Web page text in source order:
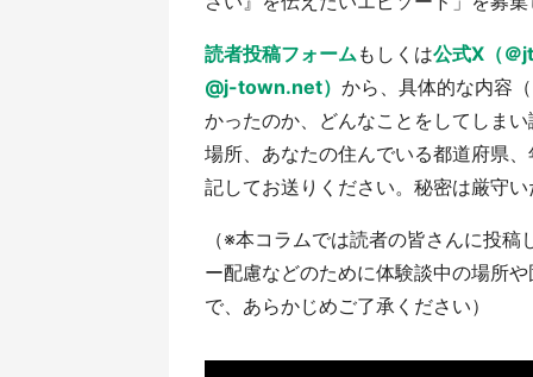
読者投稿フォームもしくは公式X（＠
@j-town.net） から、具体的な内容
かったのか、どんなことをしてしま
場所、あなたの住んでいる都道府県
記してお送りください。秘密は厳守
（※本コラムでは読者の皆さんに投
ー配慮などのために体験談中の場所
で、あらかじめご了承ください）